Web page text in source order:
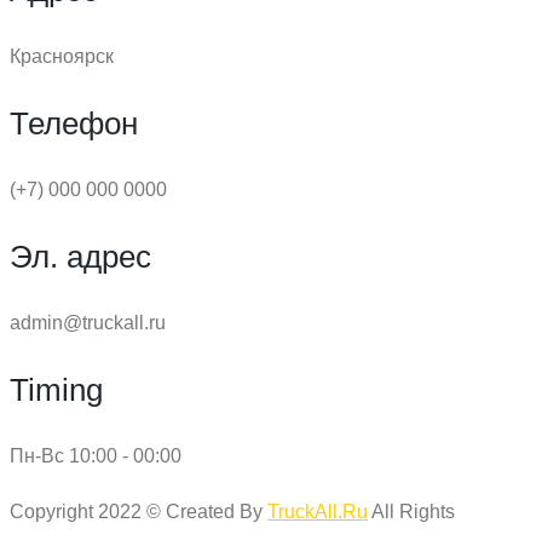
Красноярск
Телефон
(+7) 000 000 0000
Эл. адрес
admin@truckall.ru
Timing
Пн-Вс 10:00 - 00:00
Copyright 2022 © Created By TruckAll.Ru All Rights